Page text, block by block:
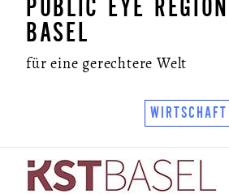
PUBLIC EYE
BASEL
für eine gerechtere Welt
WIRTSCHAFT